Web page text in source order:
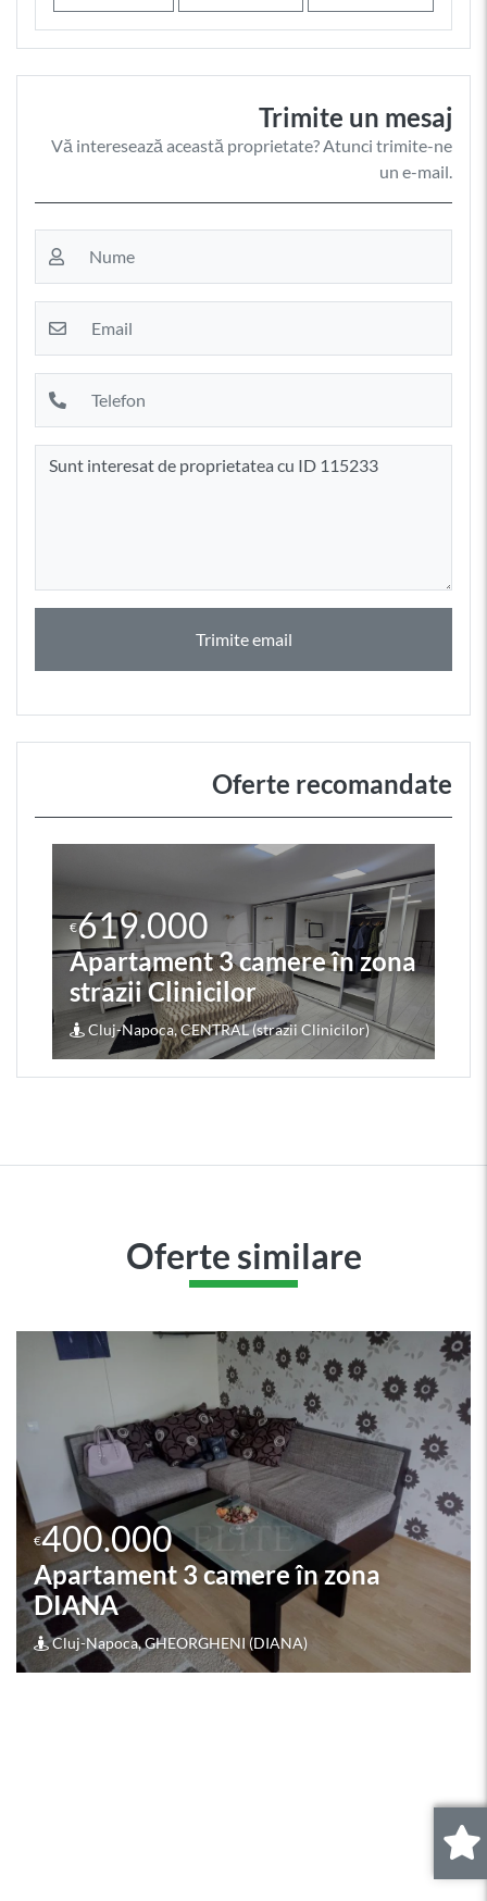
Trimite un mesaj
Vă interesează această proprietate? Atunci trimite-ne
un e-mail.
Trimite email
Oferte recomandate
€619.000
Apartament 3 camere în zona
strazii Clinicilor
Cluj-Napoca, CENTRAL (strazii Clinicilor)
Oferte similare
€399.000
Apartament 4 camere în zona
PRIMARIA CLUJ
Cluj-Napoca, CENTRAL (PRIMARIA CLUJ)